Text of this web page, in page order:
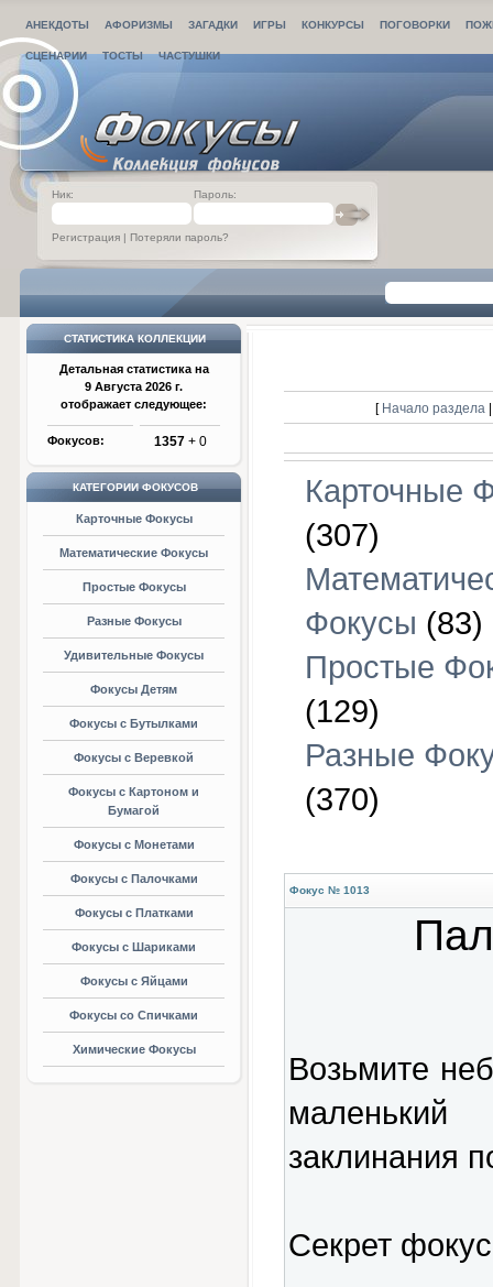
АНЕКДОТЫ АФОРИЗМЫ ЗАГАДКИ ИГРЫ КОНКУРСЫ ПОГОВОРКИ
СЦЕНАРИИ ТОСТЫ ЧАСТУШКИ
Ник: Пароль:
Регистрация | Потеряли пароль?
СТАТИСТИКА КОЛЛЕКЦИИ
Детальная статистика на
9 Августа 2026 г.
отображает следующее:
Фокусов: 1357 + 0
КАТЕГОРИИ ФОКУСОВ
Карточные Фокусы
Математические Фокусы
Простые Фокусы
Разные Фокусы
Удивительные Фокусы
Фокусы Детям
Фокусы с Бутылками
Фокусы с Веревкой
Фокусы с Картоном и
Бумагой
Фокусы с Монетами
Фокусы с Палочками
Фокусы с Платками
Фокусы с Шариками
Фокусы с Яйцами
Фокусы со Спичками
Химические Фокусы
[ Начало раздела
Карточные
(307)
Фокусы (83)
Простые
(129)
Разные
(370)
Фокус № 1013
Возьмите
заклинания
Секрет